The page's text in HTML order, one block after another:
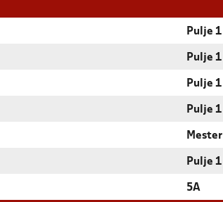
Pulje 1
Pulje 1
Pulje 1
Pulje 1
Mester
Pulje 1
5A